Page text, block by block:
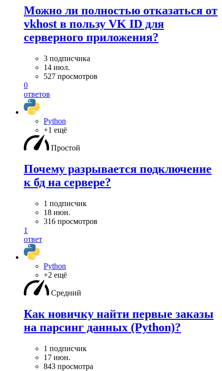
Можно ли полностью отказаться от
vkhost в пользу VK ID для
серверного приложения?
3 подписчика
14 июл.
527 просмотров
0
ответов
Python
+1 ещё
Простой
Почему разрывается подключение
к бд на сервере?
1 подписчик
18 июн.
316 просмотров
1
ответ
Python
+2 ещё
Средний
Как новичку найти первые заказы
на парсинг данных (Python)?
1 подписчик
17 июн.
843 просмотра